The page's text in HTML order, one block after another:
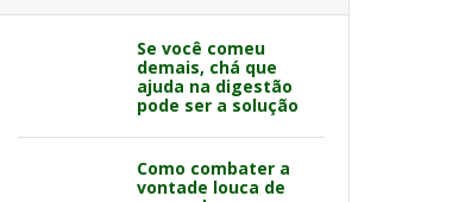
Se você comeu
demais, chá que
ajuda na digestão
pode ser a solução
Como combater a
vontade louca de